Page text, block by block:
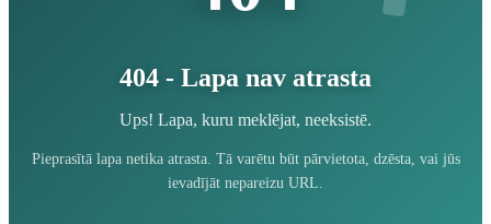
404 - Lapa nav atrasta
Ups! Lapa, kuru meklējat, neeksistē.
Pieprasītā lapa netika atrasta. Tā varētu būt pārvietota, dzēsta, vai jūs
ievadījāt nepareizu URL.